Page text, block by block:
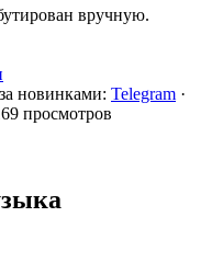
вручную.
новинками: Telegram ·
просмотров